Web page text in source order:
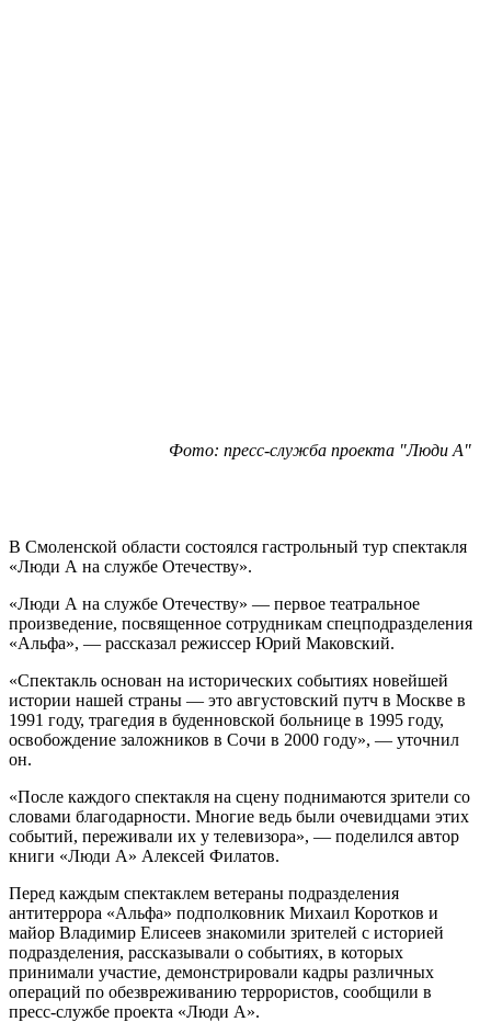
Фото: пресс-служба проекта "Люди А"
В Смоленской области состоялся гастрольный тур спектакля
«Люди А на службе Отечеству».
«Люди А на службе Отечеству» — первое театральное
произведение, посвященное сотрудникам спецподразделения
«Альфа», — рассказал режиссер Юрий Маковский.
«Спектакль основан на исторических событиях новейшей
истории нашей страны — это августовский путч в Москве в
1991 году, трагедия в буденновской больнице в 1995 году,
освобождение заложников в Сочи в 2000 году», — уточнил
он.
«После каждого спектакля на сцену поднимаются зрители со
словами благодарности. Многие ведь были очевидцами этих
событий, переживали их у телевизора», — поделился автор
книги «Люди А» Алексей Филатов.
Перед каждым спектаклем ветераны подразделения
антитеррора «Альфа» подполковник Михаил Коротков и
майор Владимир Елисеев знакомили зрителей с историей
подразделения, рассказывали о событиях, в которых
принимали участие, демонстрировали кадры различных
операций по обезвреживанию террористов, сообщили в
пресс-службе проекта «Люди А».